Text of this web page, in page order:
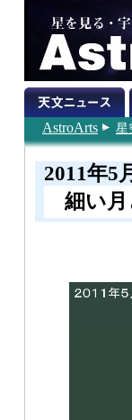
AstroArts 星
2011年5
細い